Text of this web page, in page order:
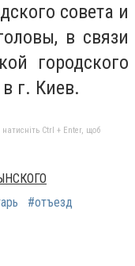
совета и
в связи
городского
г. Киев.
Ctrl + Enter, щоб
#отъезд